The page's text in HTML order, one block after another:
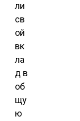
ли
св
ой
вк
ла
д в
об
щу
ю